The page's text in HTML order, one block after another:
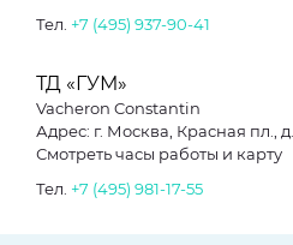
Тел. +7 (495) 937-90-41
ТД «ГУМ»
Vacheron Constantin
Адрес: г. Москва, Красная пл.,
Смотреть часы работы и карту
Тел. +7 (495) 981-17-55